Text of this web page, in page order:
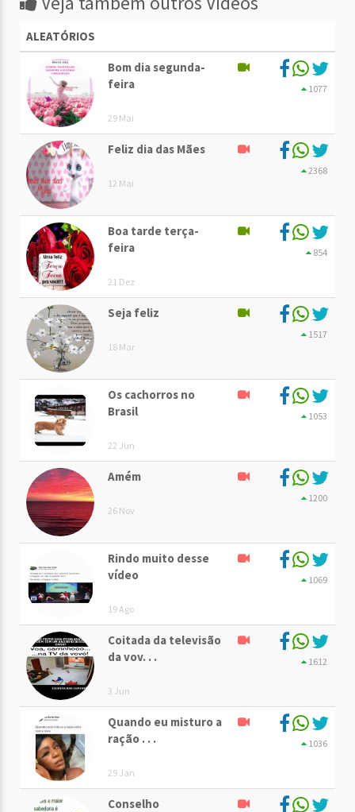
ALEATÓRIOS
Bom dia segunda-
feira
29 Mai
1077
Feliz dia das Mães
12 Mai
2368
Boa tarde terça-
feira
21 Dez
854
Seja feliz
18 Mar
1517
Os cachorros no
Brasil
22 Jun
1053
Amém
26 Nov
1200
Rindo muito desse
vídeo
19 Ago
1069
Coitada da televisão
da vov. . .
3 Jun
1612
Quando eu misturo a
ração . . .
29 Jan
1036
Conselho